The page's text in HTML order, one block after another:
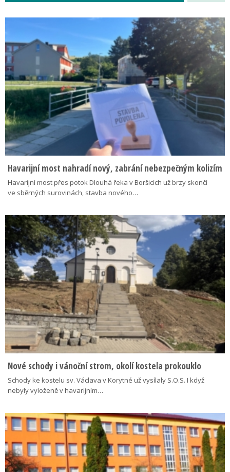
Havarijní most nahradí nový, zabrání nebezpečným kolizím
Havarijní most přes potok Dlouhá řeka v Boršicích už brzy skončí
ve sběrných surovinách, stavba nového…
Nové schody i vánoční strom, okolí kostela prokouklo
Schody ke kostelu sv. Václava v Korytné už vysílaly S.O.S. I když
nebyly vyloženě v havarijním…